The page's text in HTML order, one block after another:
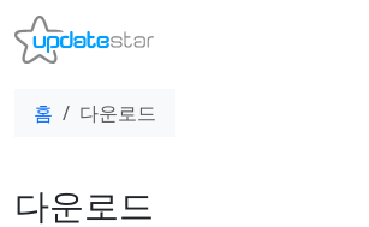
홈 다운로드
다운로드